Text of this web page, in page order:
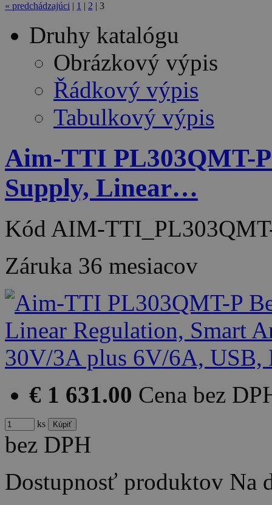
« predchádzajúci 1 2 3
Druhy katalógu
Obrázkový výpis
Řádkový výpis
Tabulkový výpis
Aim-TTI PL303QMT-P
Supply, Linear…
Kód AIM-
Záruka 36 mesiacov
€ 1 631.00 Cena bez
ks
bez DPH
Dostupnosť produktov Na